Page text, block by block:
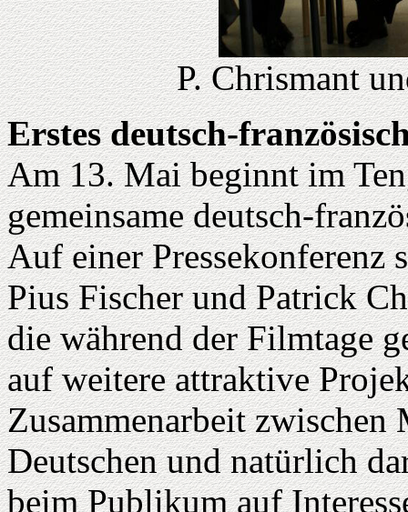
P. Chrismant
Erstes deutsch-
Am 13. Mai beginnt im
gemeinsame deutsch-
Auf einer Pressekonferenz
Pius Fischer und Patrick
die während der Filmtage
auf weitere attraktive
Zusammenarbeit zwischen
Deutschen und natürlich
beim Publikum auf